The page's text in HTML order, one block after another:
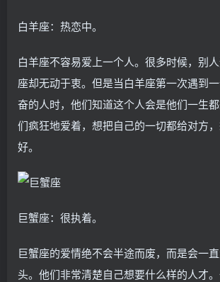
白羊座：热恋中。
白羊座不容易爱上一个人。很多时候，别
座却无动于衷。但是当白羊座第一次遇到
奋的人时，他们知道这个人会是他们一生
们疯狂地爱着，想把自己的一切都给对方
好。
巨蟹座：很执着。
巨蟹座的爱情绝不会半途而废，而是会一
头。他们非常清楚自己想要什么样的人才